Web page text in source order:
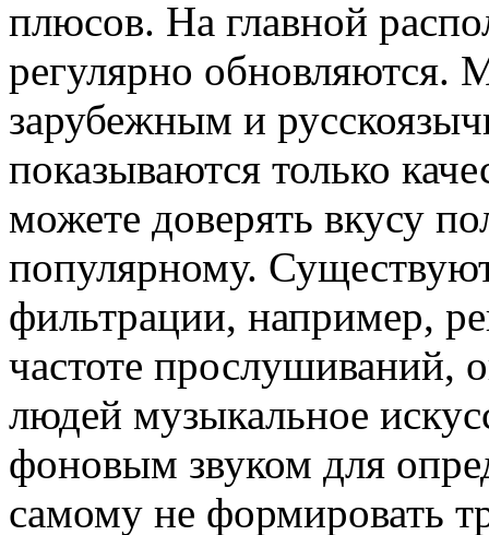
плюсов. На главной
регулярно
зарубежным и
показываются только
можете доверять вкусу
популярному.
фильтрации, например,
частоте прослушиваний,
людей музыкальное
фоновым звуком для
самому не формировать